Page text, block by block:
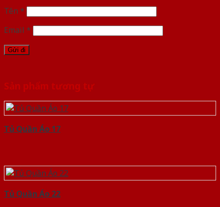
Tên *
Email *
Sản phẩm tương tự
Tủ Quần Áo 17
Tủ Quần Áo 22